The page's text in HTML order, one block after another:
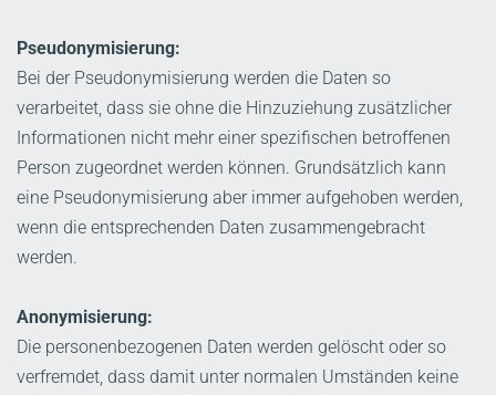
Pseudonymisierung:
Bei der Pseudonymisierung werden die Daten so
verarbeitet, dass sie ohne die Hinzuziehung zusätzlicher
Informationen nicht mehr einer spezifischen betroffenen
Person zugeordnet werden können. Grundsätzlich kann
eine Pseudonymisierung aber immer aufgehoben werden,
wenn die entsprechenden Daten zusammengebracht
werden.
Anonymisierung:
Die personenbezogenen Daten werden gelöscht oder so
verfremdet, dass damit unter normalen Umständen keine